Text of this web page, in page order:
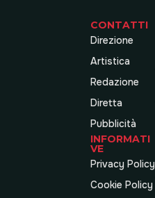
CONTATTI
Direzione
Artistica
Redazione
Diretta
Pubblicità
INFORMATI
VE
Privacy Policy
Cookie Policy